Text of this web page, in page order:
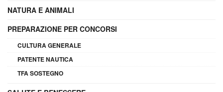
NATURA E ANIMALI
PREPARAZIONE PER CONCORSI
CULTURA GENERALE
PATENTE NAUTICA
TFA SOSTEGNO